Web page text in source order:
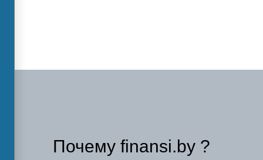
Почему finansi.by ?